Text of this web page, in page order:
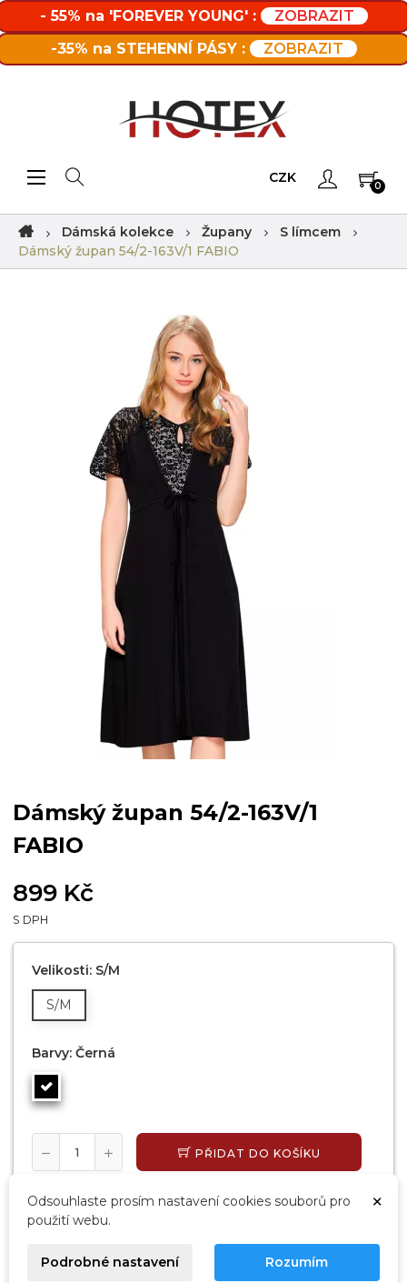
- 55% na 'FOREVER YOUNG' :
ZOBRAZIT
-35% na STEHENNÍ PÁSY :
ZOBRAZIT
Toggle navigation
☰ CZK
0
Dámská kolekce Župany
S límcem
Dámský župan 54/2-163V/1 FABIO
Dámský župan 54/2-163V/1
FABIO
899 Kč
S DPH
Velikosti: S/M
S/M
Barvy: Černá
PŘIDAT DO KOŠÍKU
Popis
×
Odsouhlaste prosím nastavení cookies souborů pro
použití webu.
Podrobné nastavení Rozumím